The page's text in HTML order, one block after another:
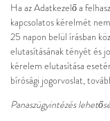
Ha az Adatkezelő a
kapcsolatos kérelmét
25 napon belül írásban
elutasításának tényét és
kérelem elutasítása
bírósági jogorvoslat,
Panaszügyintézés